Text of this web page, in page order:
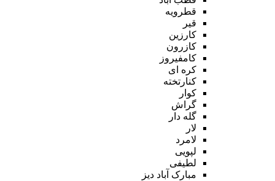
قطرویه
قیر
کارزین
کازرون
کامفیروز
کره ای
کنارتخته
کوار
گراش
گله دار
لار
لامرد
لپویی
لطیفی
مبارک آباد دیز